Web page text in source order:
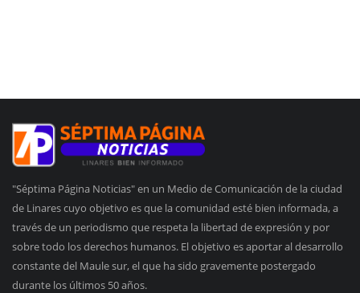
"Séptima Página Noticias" en un Medio de Comunicación de la ciudad
de Linares cuyo objetivo es que la comunidad esté bien informada, a
través de un periodismo que respeta la libertad de expresión y por
sobre todo los derechos humanos. El objetivo es aportar al desarrollo
constante del Maule sur, el que ha sido gravemente postergado
durante los últimos 50 años.